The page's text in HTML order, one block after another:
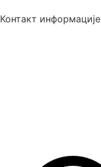
Контакт информације